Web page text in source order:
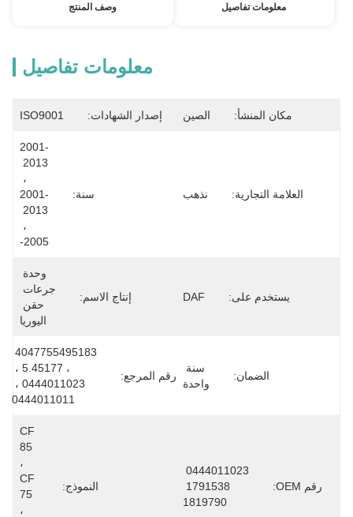
معلومات تفاصيل وصف المنتج
معلومات تفاصيل
مكان المنشأ: الصين إصدار الشهادات: ISO9001
العلامة التجارية: نذهب سنة:
2001-
2001-
2005-
يستخدم على: DAF إنتاج الاسم:
اليوريا
الضمان:
واحدة
رقم المرجع:
0444011011
رقم OEM:
1819790
النموذج:
CF
85
،
CF
75
،